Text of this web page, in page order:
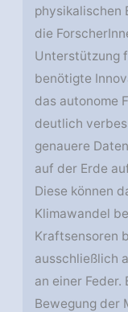
physikalischen
die
Unterstützung
benötigte
das autonome
deutlich
genauere
auf der Erde
Diese können
Klimawandel
Kraftsensoren
ausschließlich
an einer
Bewegung der